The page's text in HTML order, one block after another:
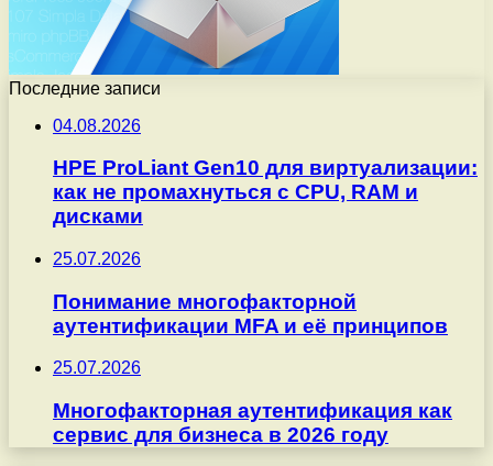
Последние записи
04.08.2026
HPE ProLiant Gen10 для виртуализации:
как не промахнуться с CPU, RAM и
дисками
25.07.2026
Понимание многофакторной
аутентификации MFA и её принципов
25.07.2026
Многофакторная аутентификация как
сервис для бизнеса в 2026 году